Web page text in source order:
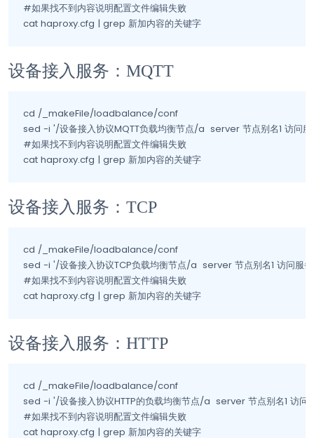
#如果找不到内容说明配置文件编辑失败
cat haproxy.cfg | grep 新加内容的关键字
设备接入服务：MQTT
cd /_makeFile/loadbalance/conf
sed -i '/设备接入协议MQTT负载均衡节点/a  server 节点别名1
#如果找不到内容说明配置文件编辑失败
cat haproxy.cfg | grep 新加内容的关键字
设备接入服务：TCP
cd /_makeFile/loadbalance/conf
sed -i '/设备接入协议TCP负载均衡节点/a  server 节点别名1 访
#如果找不到内容说明配置文件编辑失败
cat haproxy.cfg | grep 新加内容的关键字
设备接入服务：HTTP
cd /_makeFile/loadbalance/conf
sed -i '/设备接入协议HTTP的负载均衡节点/a  server 节点别名1
#如果找不到内容说明配置文件编辑失败
cat haproxy.cfg | grep 新加内容的关键字